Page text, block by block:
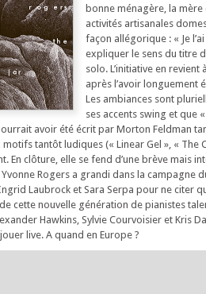
bonne ménagère, la mère
activités artisanales
façon allégorique : « Je
expliquer le sens du titre
solo. L’initiative en
après l’avoir longuement
Les ambiances sont
ses accents swing et que
avoir été écrit par Morton Feldman
motifs tantôt ludiques (« Linear Gel », «
En clôture, elle se fend d’une brève mais
Yvonne Rogers a grandi dans la campagne
Laubrock et Sara Serpa pour ne citer
cette nouvelle génération de pianistes
Hawkins, Sylvie Courvoisier et Kris
jouer live. A quand en Europe ?